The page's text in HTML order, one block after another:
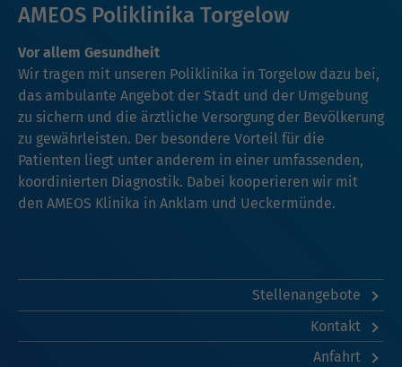
AMEOS Poliklinika Torgelow
Vor allem Gesundheit
Wir tragen mit unseren Poliklinika in Torgelow dazu bei,
das ambulante Angebot der Stadt und der Umgebung
zu sichern und die ärztliche Versorgung der Bevölkerung
zu gewährleisten. Der besondere Vorteil für die
Patienten liegt unter anderem in einer umfassenden,
koordinierten Diagnostik. Dabei kooperieren wir mit
den AMEOS Klinika in Anklam und Ueckermünde.
Stellenangebote
Kontakt
Anfahrt